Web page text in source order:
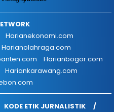
Harianekonomi.com
Harianolahraga.com
Harianbogor.com
Hariankarawang.com
KODE ETIK JURNALISTIK